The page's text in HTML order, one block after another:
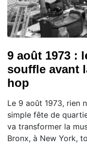
9 août 1973 :
souffle avant
hop
Le 9 août 1973, rien
simple fête de
va transformer la
Bronx, à New York,